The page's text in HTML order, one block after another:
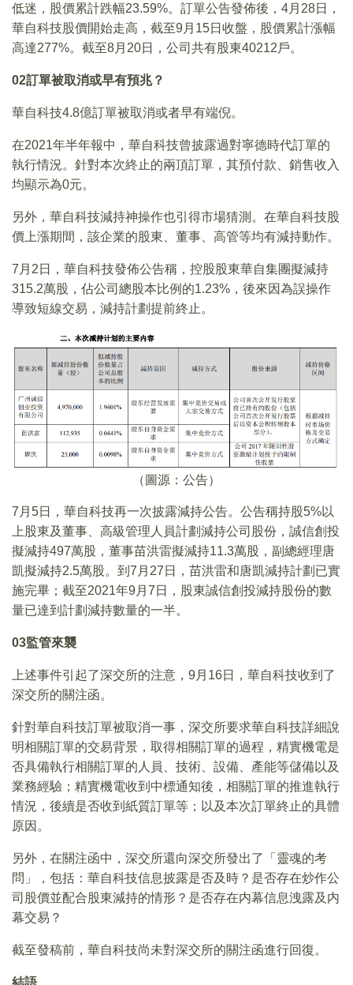
低迷，股價累計跌幅23.59%。訂單公告發佈後，4月28日，
華自科技股價開始走高，截至9月15日收盤，股價累計漲幅
高達277%。截至8月20日，公司共有股東40212戶。
02訂單被取消或早有預兆？
華自科技4.8億訂單被取消或者早有端倪。
在2021年半年報中，華自科技曾披露過對寧德時代訂單的
執行情況。針對本次終止的兩頂訂單，其預付款、銷售收入
均顯示為0元。
另外，華自科技減持神操作也引得市場猜測。在華自科技股
價上漲期間，該企業的股東、董事、高管等均有減持動作。
7月2日，華自科技發佈公告稱，控股股東華自集團擬減持
315.2萬股，佔公司總股本比例的1.23%，後來因為誤操作
導致短線交易，減持計劃提前終止。
（圖源：公告）
7月5日，華自科技再一次披露減持公告。公告稱持股5%以
上股東及董事、高級管理人員計劃減持公司股份，誠信創投
擬減持497萬股，董事苗洪雷擬減持11.3萬股，副總經理唐
凱擬減持2.5萬股。到7月27日，苗洪雷和唐凱減持計劃已實
施完畢；截至2021年9月7日，股東誠信創投減持股份的數
量已達到計劃減持數量的一半。
03監管來襲
上述事件引起了深交所的注意，9月16日，華自科技收到了
深交所的關注函。
針對華自科技訂單被取消一事，深交所要求華自科技詳細說
明相關訂單的交易背景，取得相關訂單的過程，精實機電是
否具備執行相關訂單的人員、技術、設備、產能等儲備以及
業務經驗；精實機電收到中標通知後，相關訂單的推進執行
情況，後續是否收到紙質訂單等；以及本次訂單終止的具體
原因。
另外，在關注函中，深交所還向深交所發出了「靈魂的考
問」，包括：華自科技信息披露是否及時？是否存在炒作公
司股價並配合股東減持的情形？是否存在内幕信息洩露及内
幕交易？
截至發稿前，華自科技尚未對深交所的關注函進行回復。